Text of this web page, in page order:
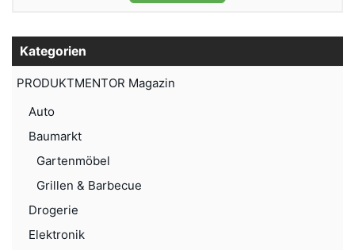
Kategorien
PRODUKTMENTOR Magazin
Auto
Baumarkt
Gartenmöbel
Grillen & Barbecue
Drogerie
Elektronik